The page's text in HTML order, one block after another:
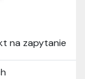
na zapytanie